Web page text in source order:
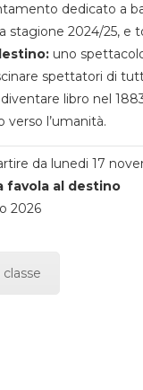
dedicato a
stagione 2024/25, e
uno
spettatori di
diventare libro nel
verso l’umanità.
da lunedi 17
favola al destino
2026